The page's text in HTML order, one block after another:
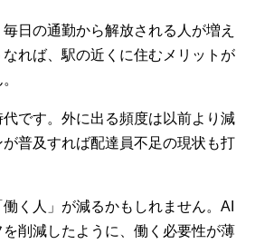
日の通勤から解放される人が増え
れば、駅の近くに住むメリットが
です。外に出る頻度は以前より減
普及すれば配達員不足の現状も打
く人」が減るかもしれません。AI
削減したように、働く必要性が薄